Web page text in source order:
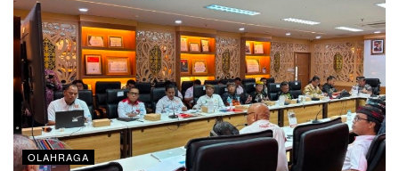
OLAHRAGA